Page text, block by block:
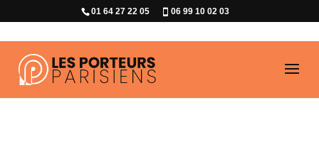
01 64 27 22 05 06 99 10 02 03